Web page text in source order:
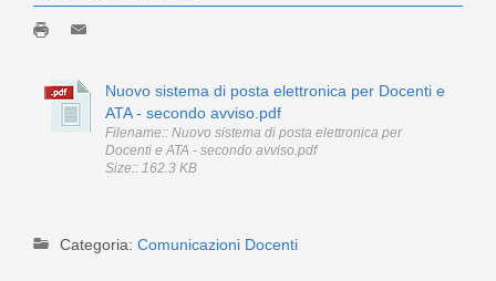
Nuovo sistema di posta elettronica per Docenti e
ATA - secondo avviso.pdf
Filename:: Nuovo sistema di posta elettronica per
Docenti e ATA - secondo avviso.pdf
Size:: 162.3 KB
Categoria: Comunicazioni Docenti